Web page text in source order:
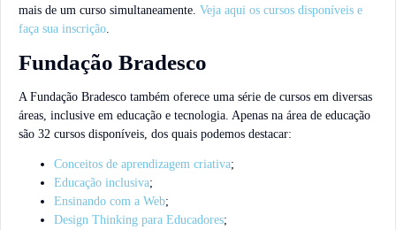
mais de um curso simultaneamente. Veja aqui os cursos disponíveis e
faça sua inscrição.
Fundação Bradesco
A Fundação Bradesco também oferece uma série de cursos em diversas
áreas, inclusive em educação e tecnologia. Apenas na área de educação
são 32 cursos disponíveis, dos quais podemos destacar:
Conceitos de aprendizagem criativa;
Educação inclusiva;
Ensinando com a Web;
Design Thinking para Educadores;